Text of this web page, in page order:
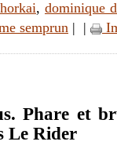
, dominique
semprun | |
Phare et
Le Rider